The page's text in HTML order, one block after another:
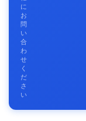
に
お
問
い
合
わ
せ
く
だ
さ
い